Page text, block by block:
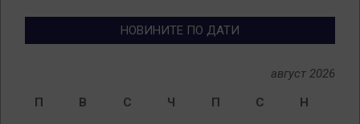
НОВИНИТЕ ПО ДАТИ
август 2026
П
В С Ч П С Н